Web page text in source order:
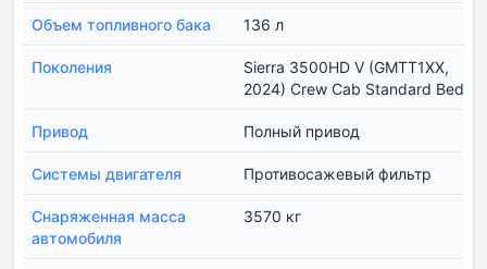
Объем топливного бака 136 л
Поколения
Sierra 3500HD V (GMTT1XX,
2024) Crew Cab Standard Bed
Привод Полный привод
Системы двигателя Противосажевый фильтр
Снаряженная масса
автомобиля
3570 кг